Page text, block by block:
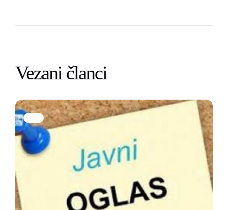
Vezani članci